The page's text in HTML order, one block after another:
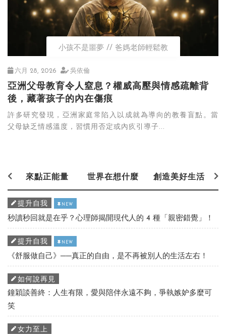
小孩不是噩夢 爸媽老師輕鬆教
六月 28, 2026 吳依倫
亞洲父母教育令人窒息？權威高壓與情感疏離背
後，藏著孩子的內在傷痕
許多研究發現，亞洲家庭常陷入以成就為導向的教養盲點。當
父母缺乏情感溫度，習慣用否定或內疚引導子...
來點正能量 世界在想什麼 創造美好生活
提升自我 NEW
秒讀秒回就是在乎？心理師揭開現代人的 4 種「親密錯覺」！
提升自我 NEW
《舒服做自己》──真正的自由，是不再被別人的生活左右！
如何說再見
鐘穎談善終：人生有限，愛與陪伴永遠不夠，爭執嫉妒多麼可
笑
女力至上